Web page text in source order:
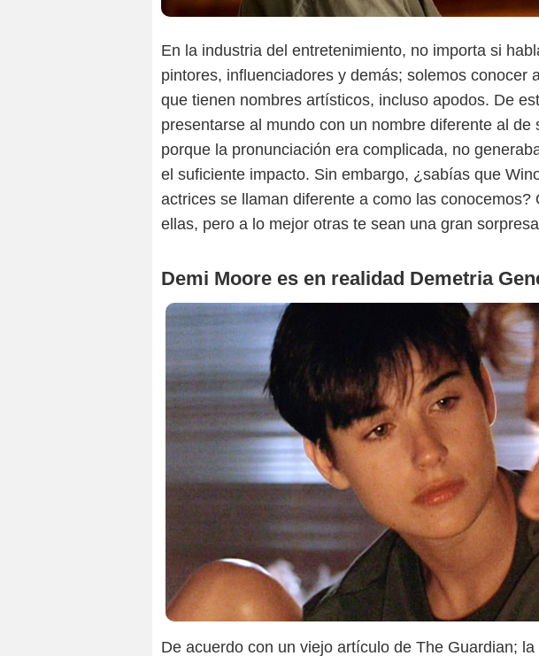
En la industria del entretenimiento, no importa si
pintores, influenciadores y demás; solemos conocer
que tienen nombres artísticos, incluso apodos. De
presentarse al mundo con un nombre diferente al de
porque la pronunciación era complicada, no
el suficiente impacto. Sin embargo, ¿sabías que
actrices se llaman diferente a como las conocemos?
ellas, pero a lo mejor otras te sean una gran
Demi Moore es en realidad Demetria
De acuerdo con un viejo artículo de The Guardian;
Summit Entertainment